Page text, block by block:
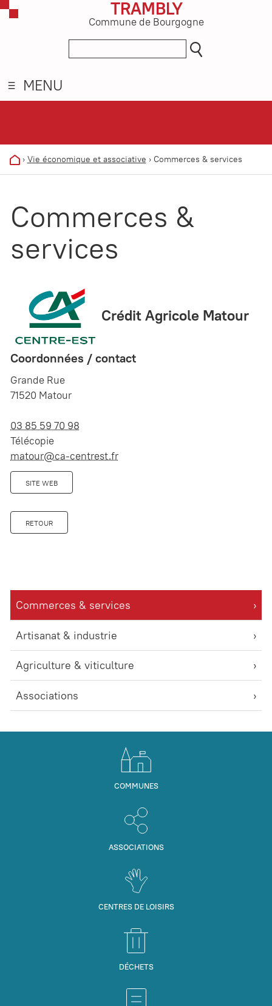
TRAMBLY
Commune de Bourgogne
MENU
› Vie économique et associative › Commerces & services
Commerces & services
Artisanat & industrie
Agriculture & viticulture
Associations
Commerces &
services
Crédit Agricole Matour
Coordonnées / contact
Grande Rue
71520 Matour
03 85 59 70 98
Télécopie
matour@ca-centrest.fr
SITE WEB
RETOUR
COMMUNES
ASSOCIATIONS
CENTRES DE LOISIRS
DÉCHETS